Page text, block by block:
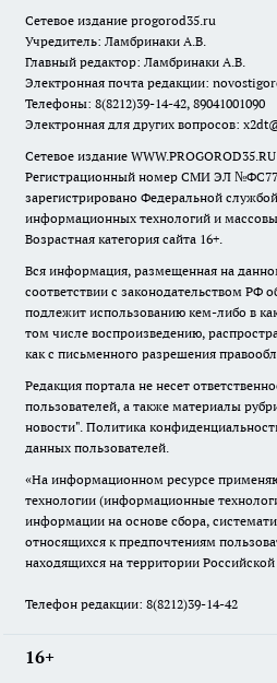
Сетевое издание progorod35.ru
Учредитель: Ламбринаки А.В.
Главный редактор: Ламбринаки А.В.
Электронная почта редакции:
Телефоны: 8(8212)39-14-42, 89041001090
Электронная для других вопросов:
Сетевое издание
Регистрационный номер СМИ ЭЛ №ФС77-
зарегистрировано Федеральной
информационных технологий и
Возрастная категория сайта 16+.
Вся информация, размещенная на
соответствии с законодательством РФ
подлежит использованию кем-либо в
том числе воспроизведению,
как с письменного разрешения
Редакция портала не несет
пользователей, а также материалы
новости". Политика
данных пользователей.
«На информационном ресурсе
технологии (информационные
информации на основе сбора,
относящихся к предпочтениям
находящихся на территории
Телефон редакции: 8(8212)39-14-42
16+